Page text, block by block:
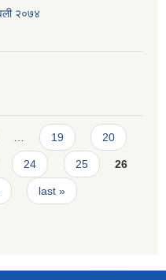
२०७४
… 19 20
24 25 26
last »